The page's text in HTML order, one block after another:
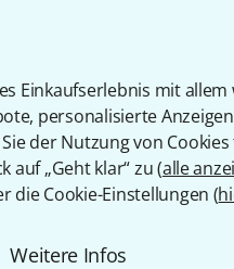
Einkaufserlebnis mit
personalisierte
der Nutzung von
auf „Geht klar“ zu (alle
die Cookie-Einstellungen (
Weitere Infos
*